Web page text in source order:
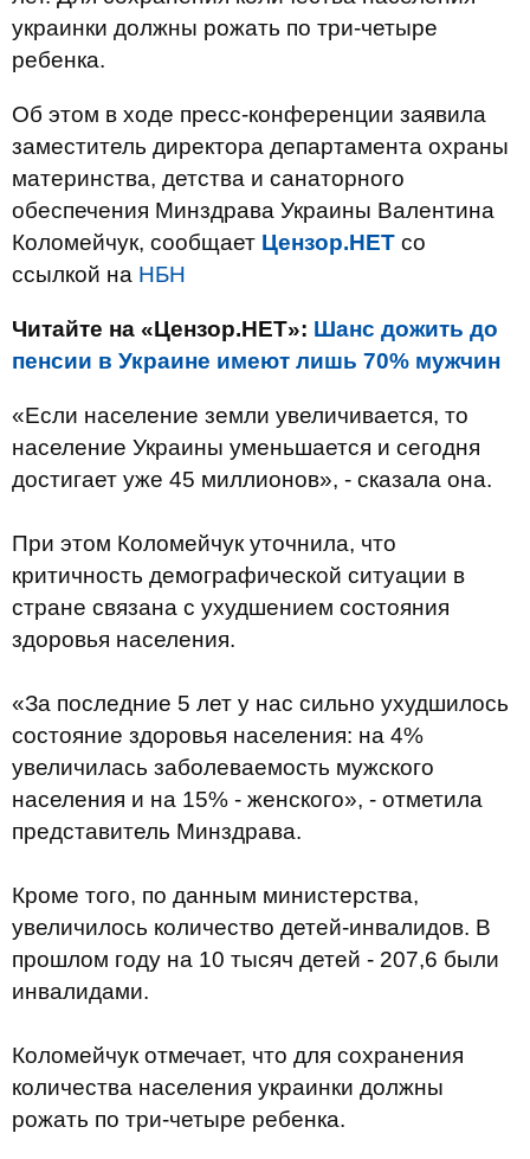
украинки должны рожать по три-четыре
ребенка.
Об этом в ходе пресс-конференции заявила
заместитель директора департамента охраны
материнства, детства и санаторного
обеспечения Минздрава Украины Валентина
Коломейчук, сообщает Цензор.НЕТ со
ссылкой на НБН
Читайте на «Цензор.НЕТ»: Шанс дожить до
пенсии в Украине имеют лишь 70% мужчин
«Если население земли увеличивается, то
население Украины уменьшается и сегодня
достигает уже 45 миллионов», - сказала она.
При этом Коломейчук уточнила, что
критичность демографической ситуации в
стране связана с ухудшением состояния
здоровья населения.
«За последние 5 лет у нас сильно ухудшилось
состояние здоровья населения: на 4%
увеличилась заболеваемость мужского
населения и на 15% - женского», - отметила
представитель Минздрава.
Кроме того, по данным министерства,
увеличилось количество детей-инвалидов. В
прошлом году на 10 тысяч детей - 207,6 были
инвалидами.
Коломейчук отмечает, что для сохранения
количества населения украинки должны
рожать по три-четыре ребенка.